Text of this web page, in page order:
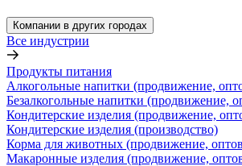
Компании в других городах
Все индустрии
Продукты питания
Алкогольные напитки (продвижение,
Безалкогольные напитки (продвижение,
Кондитерские изделия (продвижение,
Кондитерские изделия (производство)
Корма для животных (продвижение,
Макаронные изделия (продвижение,